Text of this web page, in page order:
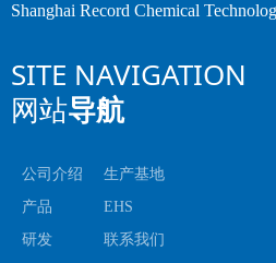
公司介绍
产品
研发
生产基地
EHS
联系我们
SITE NAVIGATION
网站导航
Shanghai Record Chemical